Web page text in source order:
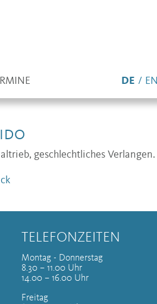
DE EN
geschlechtliches Verlangen.
TELEFONZEITEN
Montag - Donnerstag
8.30 – 11.00 Uhr
14.00 – 16.00 Uhr
Freitag